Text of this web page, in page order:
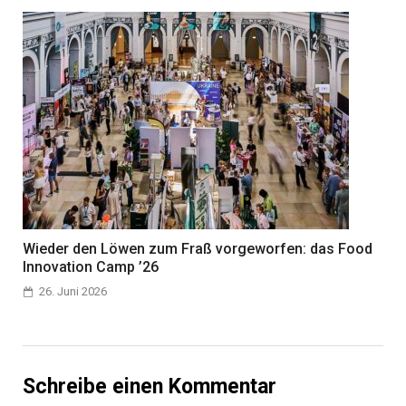
Wieder den Löwen zum Fraß vorgeworfen: das Food
Innovation Camp ’26
26. Juni 2026
Schreibe einen Kommentar